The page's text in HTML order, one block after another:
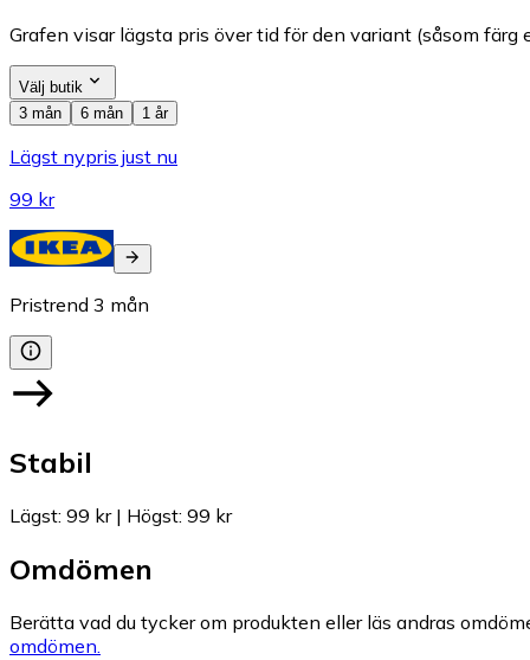
Grafen visar lägsta pris över tid för den variant (såsom
Välj butik
3 mån
6 mån 1 år
Lägst nypris just nu
99 kr
Pristrend 3 mån
Stabil
Lägst: 99 kr| Högst: 99 kr
Omdömen
Berätta vad du tycker om produkten eller läs andras
omdömen.